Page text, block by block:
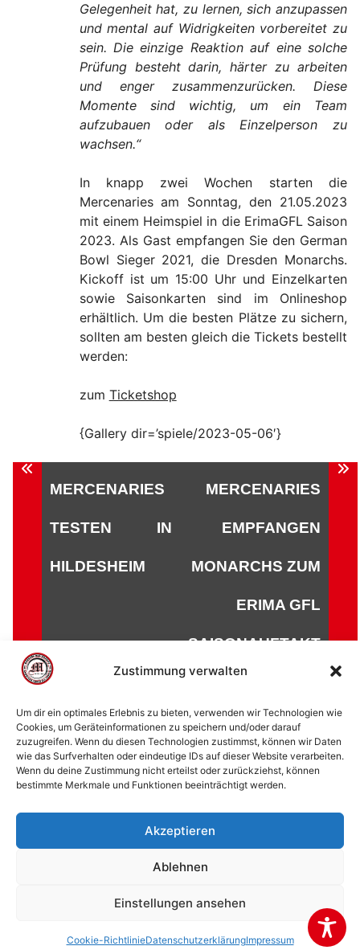
Zustimmung verwalten
Um dir ein optimales Erlebnis zu bieten, verwenden wir Technologien wie
Cookies, um Geräteinformationen zu speichern und/oder darauf
zuzugreifen. Wenn du diesen Technologien zustimmst, können wir Daten
wie das Surfverhalten oder eindeutige IDs auf dieser Website verarbeiten.
Wenn du deine Zustimmung nicht erteilst oder zurückziehst, können
bestimmte Merkmale und Funktionen beeinträchtigt werden.
Akzeptieren
Ablehnen
Einstellungen ansehen
Cookie-RichtlinieDatenschutzerklärungImpressum
Gelegenheit hat, zu lernen, sich anzupassen
und mental auf Widrigkeiten vorbereitet zu
sein. Die einzige Reaktion auf eine solche
Prüfung besteht darin, härter zu arbeiten
und enger zusammenzurücken. Diese
Momente sind wichtig, um ein Team
aufzubauen oder als Einzelperson zu
wachsen.“
In knapp zwei Wochen starten die
Mercenaries am Sonntag, den 21.05.2023
mit einem Heimspiel in die ErimaGFL Saison
2023. Als Gast empfangen Sie den German
Bowl Sieger 2021, die Dresden Monarchs.
Kickoff ist um 15:00 Uhr und Einzelkarten
sowie Saisonkarten sind im Onlineshop
erhältlich. Um die besten Plätze zu sichern,
sollten am besten gleich die Tickets bestellt
werden:
zum Ticketshop
{Gallery dir=’spiele/2023-05-06′}
Beitragsnavigation
MERCENARIES
TESTEN IN
HILDESHEIM
MERCENARIES
EMPFANGEN
MONARCHS ZUM
ERIMA GFL
SAISONAUFTAKT
© 2002 - 2026 American Football Verein Marburg
Mercenaries e.V. |die Stadt Marburg|Impressum
Datenschutzerklärung|Cookie-Richtlinie (EU)
Kontakt